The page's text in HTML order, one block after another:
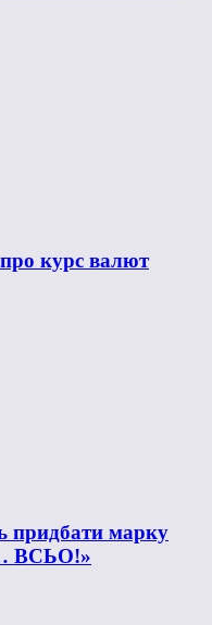
курс валют
придбати марку
… ВСЬО!»